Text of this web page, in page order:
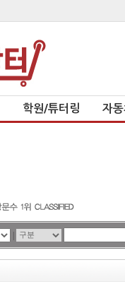
학원/튜터링 자
|